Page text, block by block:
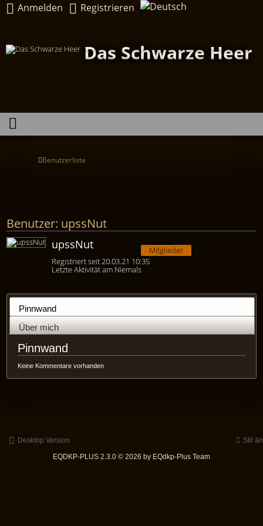
Anmelden Registrieren
Das Schwarze Heer
Benutzerliste
Benutzer: upssNut
upssNut
Mitglieder
Registriert seit 20.03.21 10:35
Letzte Aktivität am Niemals
Pinnwand
Über mich
Pinnwand
Keine Kommentare vorhanden
Desktop Version
Stil
EQDKP-PLUS 2.3.0 © 2026 by EQdkp-Plus Team